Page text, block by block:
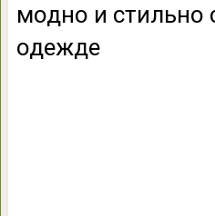
модно и стильно
одежде